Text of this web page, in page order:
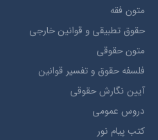
متون فقه
حقوق تطبيقي و قوانین خارجی
متون حقوقي
فلسفه حقوق و تفسیر قوانین
آیین نگارش حقوقی
دروس عمومی
کتب پیام نور